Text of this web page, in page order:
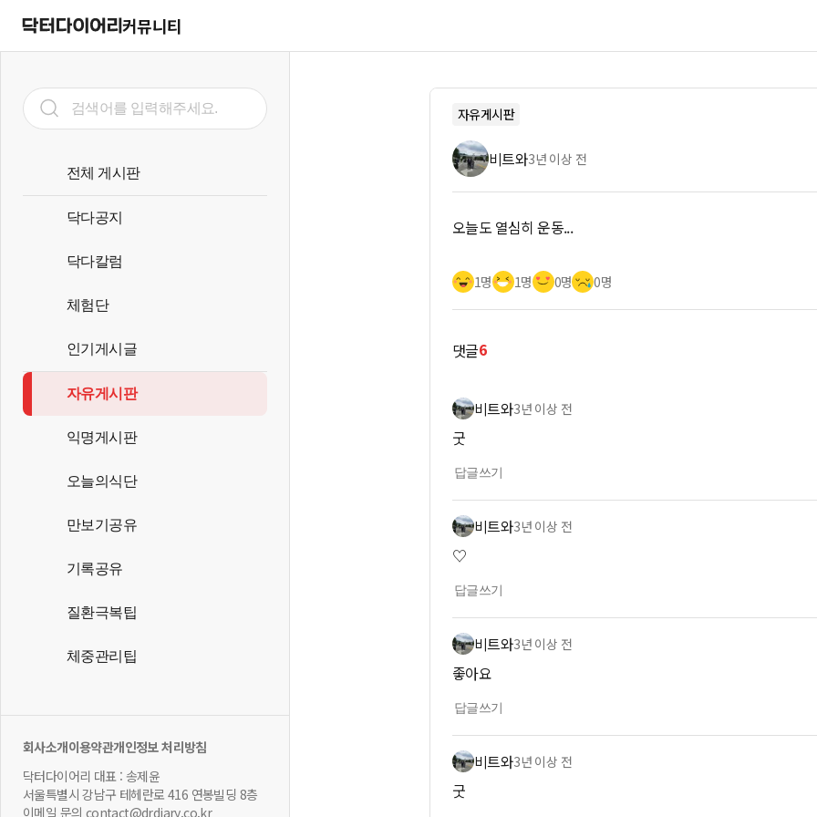
커뮤니티
전체 게시판
닥다공지
닥다칼럼
체험단
인기게시글
자유게시판
익명게시판
오늘의식단
만보기공유
기록공유
질환극복팁
체중관리팁
회사소개이용약관개인정보 처리방침
닥터다이어리 대표 : 송제윤
서울특별시 강남구 테헤란로 416 연봉빌딩 8층
이메일 문의 contact@drdiary.co.kr
자유게시판
비트와3년 이상 전
오늘도 열심히 운동...
1명 1명 0명 0명
댓글6
비트와3년 이상 전
굿
답글쓰기
비트와3년 이상 전
♡
답글쓰기
비트와3년 이상 전
좋아요
답글쓰기
비트와3년 이상 전
굿